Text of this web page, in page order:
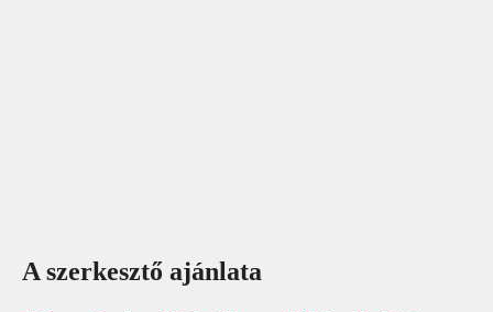
A szerkesztő ajánlata